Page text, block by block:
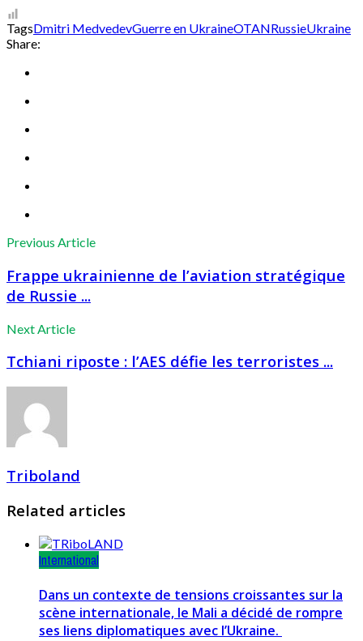
TagsDmitri MedvedevGuerre en UkraineOTANRussieUkraine
Share:
Previous Article
Frappe ukrainienne de l’aviation stratégique
de Russie ...
Next Article
Tchiani riposte : l’AES défie les terroristes ...
Triboland
Related articles
International
Dans un contexte de tensions croissantes sur la
scène internationale, le Mali a décidé de rompre
ses liens diplomatiques avec l’Ukraine.